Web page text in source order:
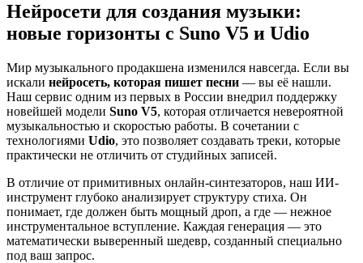
Нейросети для создания музыки:
новые горизонты с Suno V5 и Udio
Мир музыкального продакшена изменился навсегда. Если вы
искали нейросеть, которая пишет песни — вы её нашли.
Наш сервис одним из первых в России внедрил поддержку
новейшей модели Suno V5, которая отличается невероятной
музыкальностью и скоростью работы. В сочетании с
технологиями Udio, это позволяет создавать треки, которые
практически не отличить от студийных записей.
В отличие от примитивных онлайн-синтезаторов, наш ИИ-
инструмент глубоко анализирует структуру стиха. Он
понимает, где должен быть мощный дроп, а где — нежное
инструментальное вступление. Каждая генерация — это
математически выверенный шедевр, созданный специально
под ваш запрос.